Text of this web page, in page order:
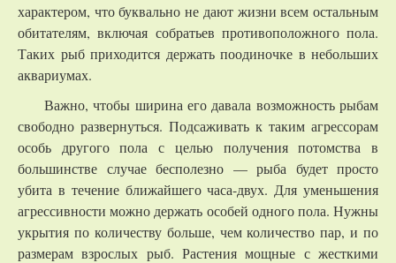
характером, что буквально не дают жизни всем остальным
обитателям, включая собратьев противоположного пола.
Таких рыб приходится держать поодиночке в небольших
аквариумах.
Важно, чтобы ширина его давала возможность рыбам
свободно развернуться. Подсаживать к таким агрессорам
особь другого пола с целью получения потомства в
большинстве случае бесполезно — рыба будет просто
убита в течение ближайшего часа-двух. Для уменьшения
агрессивности можно держать особей одного пола. Нужны
укрытия по количеству больше, чем количество пар, и по
размерам взрослых рыб. Растения мощные с жесткими